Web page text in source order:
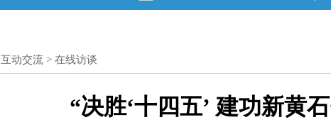
互动交流> 在线访谈
“决胜‘十四五’ 建功新黄